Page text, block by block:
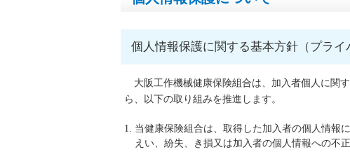
個人情報保護に関する基本方針（プライ
大阪工作機械健康保険組合は、加入者個人に関
ら、以下の取り組みを推進します。
当健康保険組合は、取得した加入者の個人情報
えい、紛失、き損又は加入者の個人情報への不